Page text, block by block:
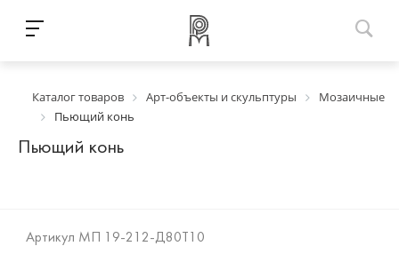
Каталог товаров Арт-объекты и скульптуры
Мозаичные
Пьющий конь
Пьющий конь
Артикул МП 19-212-Д80Т10